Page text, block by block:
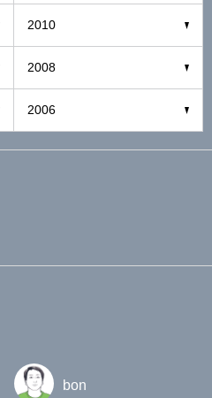
2010
2008
2006
bon